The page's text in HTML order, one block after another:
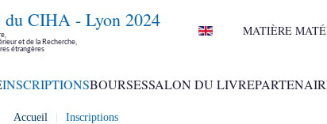
du CIHA - Lyon 2024
et de la Recherche,
étrangères
MATIÈRE
INSCRIPTIONSBOURSESSALON DU LIVRE
Accueil Inscriptions